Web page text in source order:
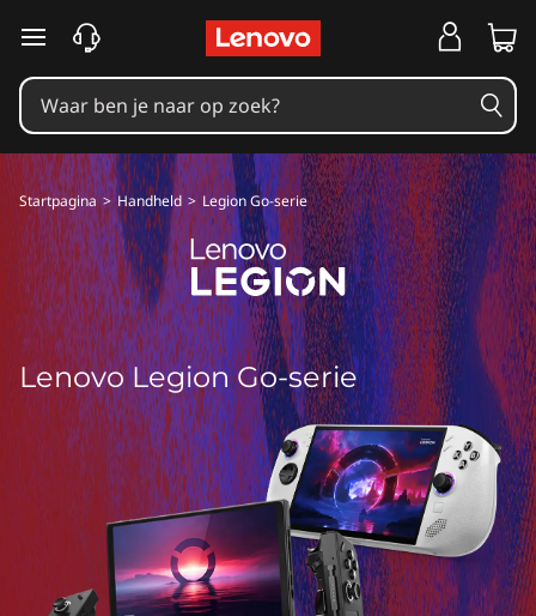
Ga naar de hoofdinhoud
Startpagina > Handheld > Legion Go-serie
Lenovo Legion Go-serie